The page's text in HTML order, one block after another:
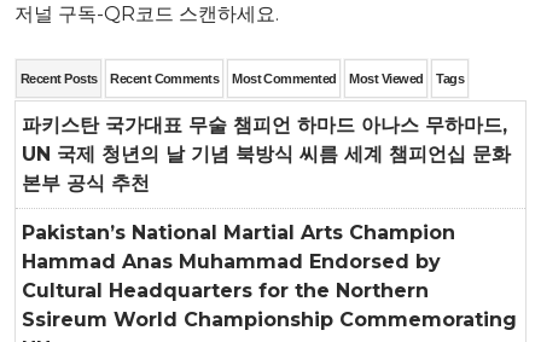
저널 구독-QR코드 스캔하세요.
Recent Posts Recent Comments Most Commented Most Viewed Tags
파키스탄 국가대표 무술 챔피언 하마드 아나스 무하마드,
UN 국제 청년의 날 기념 북방식 씨름 세계 챔피언십 문화
본부 공식 추천
Pakistan’s National Martial Arts Champion
Hammad Anas Muhammad Endorsed by
Cultural Headquarters for the Northern
Ssireum World Championship Commemorating